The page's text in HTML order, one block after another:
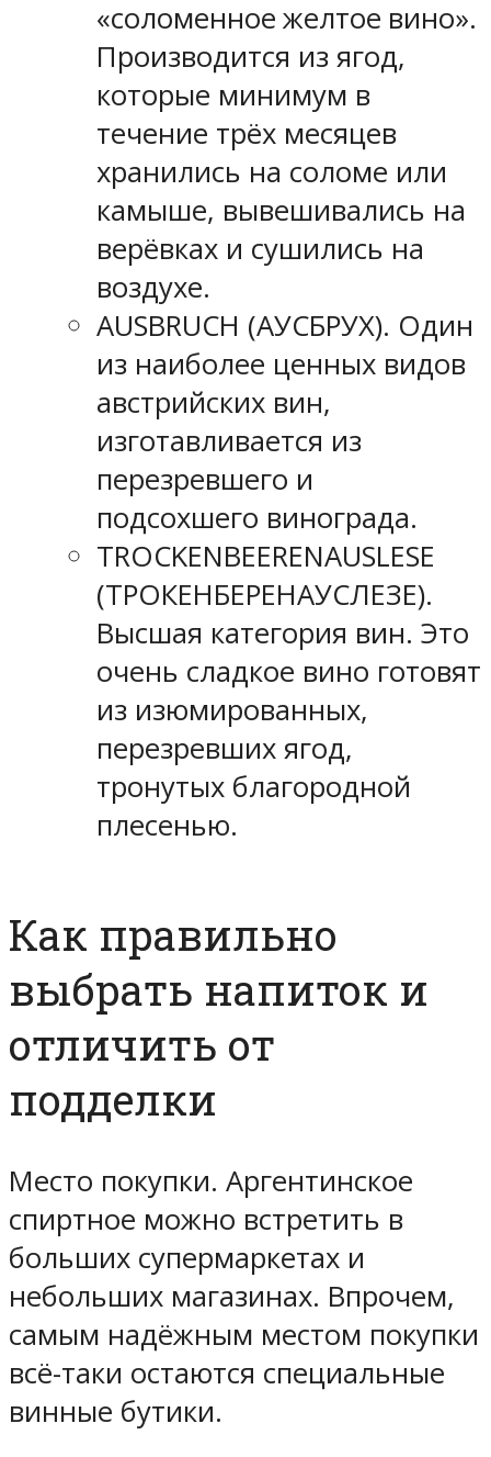
«соломенное желтое вино».
Производится из ягод,
которые минимум в
течение трёх месяцев
хранились на соломе или
камыше, вывешивались на
верёвках и сушились на
воздухе.
AUSBRUCH (АУСБРУХ). Один
из наиболее ценных видов
австрийских вин,
изготавливается из
перезревшего и
подсохшего винограда.
TROCKENBEERENAUSLESE
(ТРОКЕНБЕРЕНАУСЛЕЗЕ).
Высшая категория вин. Это
очень сладкое вино готовят
из изюмированных,
перезревших ягод,
тронутых благородной
плесенью.
Как правильно
выбрать напиток и
отличить от
подделки
Место покупки. Аргентинское
спиртное можно встретить в
больших супермаркетах и
небольших магазинах. Впрочем,
самым надёжным местом покупки
всё-таки остаются специальные
винные бутики.